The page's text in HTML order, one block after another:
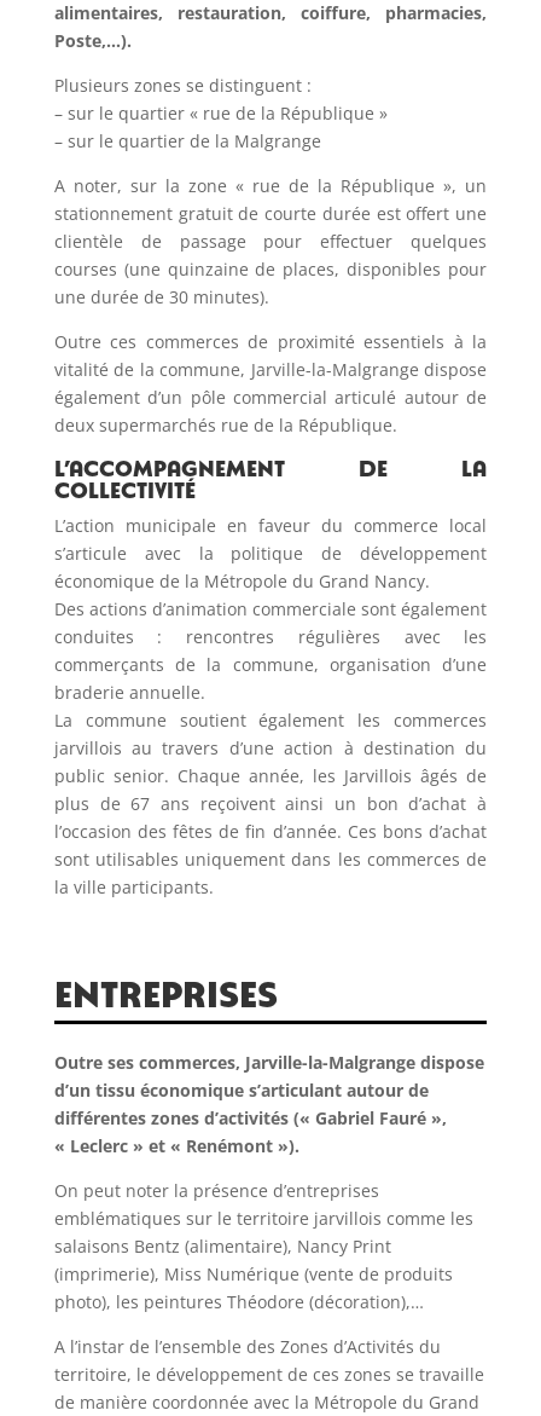
alimentaires, restauration, coiffure, pharmacies,
Poste,…).
Plusieurs zones se distinguent :
– sur le quartier « rue de la République »
– sur le quartier de la Malgrange
A noter, sur la zone « rue de la République », un
stationnement gratuit de courte durée est offert une
clientèle de passage pour effectuer quelques
courses (une quinzaine de places, disponibles pour
une durée de 30 minutes).
Outre ces commerces de proximité essentiels à la
vitalité de la commune, Jarville-la-Malgrange dispose
également d’un pôle commercial articulé autour de
deux supermarchés rue de la République.
L’accompagnement de la
collectivité
L’action municipale en faveur du commerce local
s’articule avec la politique de développement
économique de la Métropole du Grand Nancy.
Des actions d’animation commerciale sont également
conduites : rencontres régulières avec les
commerçants de la commune, organisation d’une
braderie annuelle.
La commune soutient également les commerces
jarvillois au travers d’une action à destination du
public senior. Chaque année, les Jarvillois âgés de
plus de 67 ans reçoivent ainsi un bon d’achat à
l’occasion des fêtes de fin d’année. Ces bons d’achat
sont utilisables uniquement dans les commerces de
la ville participants.
EntreprisES
Outre ses commerces, Jarville-la-Malgrange dispose
d’un tissu économique s’articulant autour de
différentes zones d’activités (« Gabriel Fauré »,
« Leclerc » et « Renémont »).
On peut noter la présence d’entreprises
emblématiques sur le territoire jarvillois comme les
salaisons Bentz (alimentaire), Nancy Print
(imprimerie), Miss Numérique (vente de produits
photo), les peintures Théodore (décoration),…
A l’instar de l’ensemble des Zones d’Activités du
territoire, le développement de ces zones se travaille
de manière coordonnée avec la Métropole du Grand